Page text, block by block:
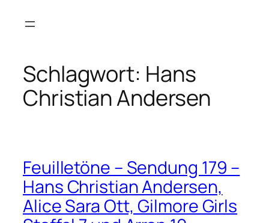
Inhalt
Schlagwort: Hans
Christian Andersen
Feuilletöne – Sendung 179 –
Hans Christian Andersen,
Alice Sara Ott, Gilmore Girls